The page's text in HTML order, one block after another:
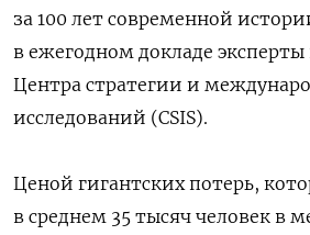
за 100 лет современной
в ежегодном докладе
Центра стратегии и
исследований (CSIS).
Ценой гигантских потерь,
в среднем 35 тысяч человек в